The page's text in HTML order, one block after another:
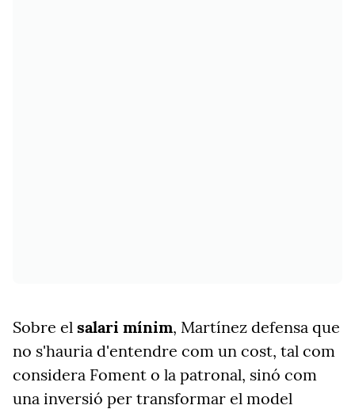
Sobre el salari mínim, Martínez defensa que
no s'hauria d'entendre com un cost, tal com
considera Foment o la patronal, sinó com
una inversió per transformar el model